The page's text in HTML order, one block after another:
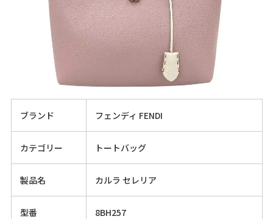
ブランド フェンディ FENDI
カテゴリー トートバッグ
製品名 カルラ セレリア
型番 8BH257